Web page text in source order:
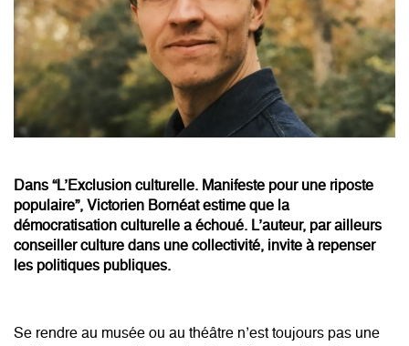
Dans “L’Exclusion culturelle. Manifeste pour une riposte
populaire”, Victorien Bornéat estime que la
démocratisation culturelle a échoué. L’auteur, par ailleurs
conseiller culture dans une collectivité, invite à repenser
les politiques publiques.
Se rendre au musée ou au théâtre n’est toujours pas une